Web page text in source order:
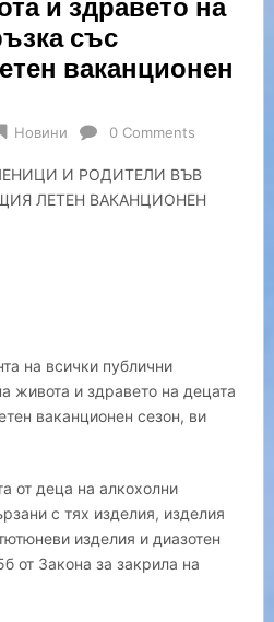
със
ваканционен
Новини 0 Comments
И РОДИТЕЛИ ВЪВ
ЛЕТЕН ВАКАНЦИОНЕН
на всички публични
живота и здравето на децата
ваканционен сезон, ви
от деца на алкохолни
с тях изделия, изделия
изделия и диазотен
от Закона за закрила на